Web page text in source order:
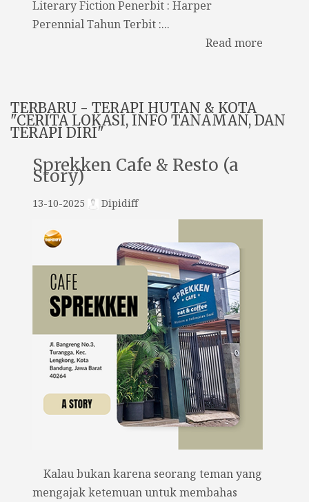
Literary Fiction Penerbit : Harper
Perennial Tahun Terbit :...
Read more
TERBARU - TERAPI HUTAN & KOTA
"CERITA LOKASI, INFO TANAMAN, DAN
TERAPI DIRI"
Sprekken Cafe & Resto (a
Story)
13-10-2025 Dipidiff
Kalau bukan karena seorang teman yang
mengajak ketemuan untuk membahas